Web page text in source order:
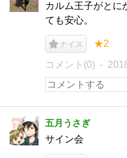
カルム王子がとに
ても安心。
ナイス ★2
コメント(0)
五月うさぎ
サイン会